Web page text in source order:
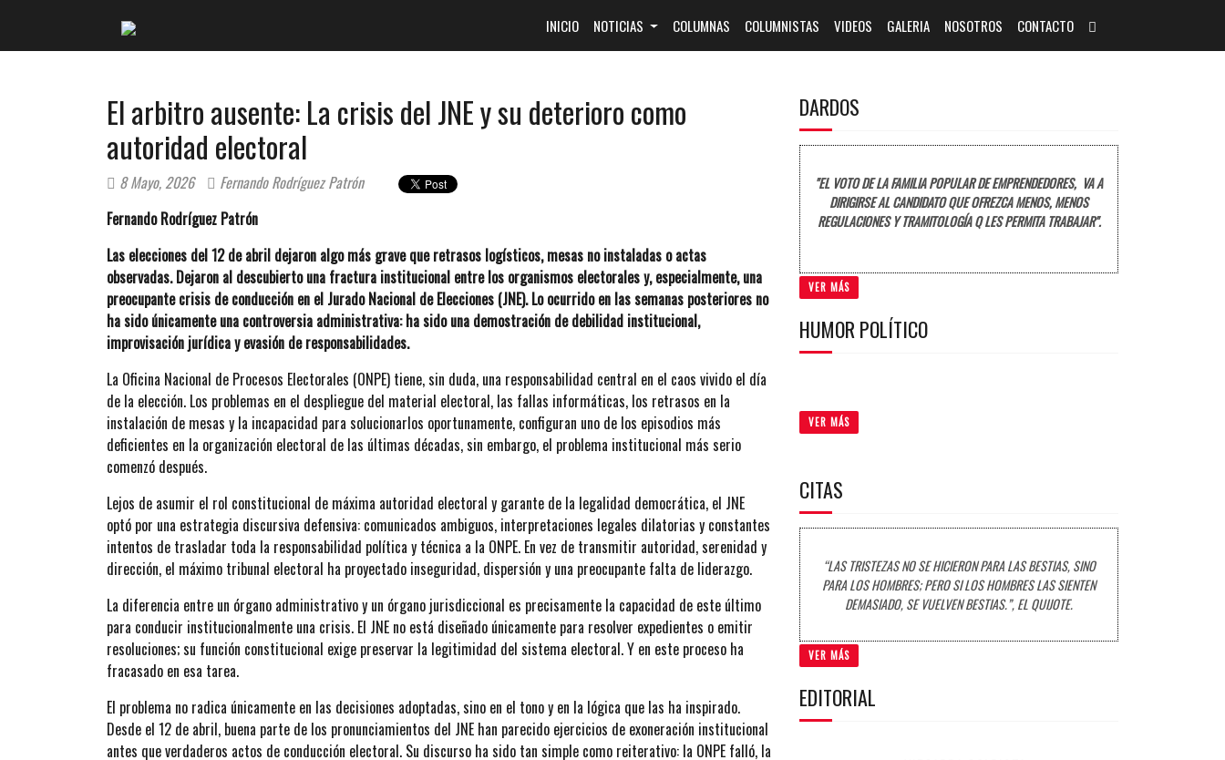
INICIO(CURRENT)
NOTICIAS COLUMNAS COLUMNISTAS VIDEOS GALERIA NOSOTROS CONTACTO
El arbitro ausente: La crisis del JNE y su deterioro como
autoridad electoral
8 Mayo, 2026
Fernando Rodríguez Patrón
Fernando Rodríguez Patrón
Las elecciones del 12 de abril dejaron algo más grave que retrasos logísticos, mesas no instaladas o actas
observadas. Dejaron al descubierto una fractura institucional entre los organismos electorales y, especialmente, una
preocupante crisis de conducción en el Jurado Nacional de Elecciones (JNE). Lo ocurrido en las semanas posteriores no
ha sido únicamente una controversia administrativa: ha sido una demostración de debilidad institucional,
improvisación jurídica y evasión de responsabilidades.
La Oficina Nacional de Procesos Electorales (ONPE) tiene, sin duda, una responsabilidad central en el caos vivido el día
de la elección. Los problemas en el despliegue del material electoral, las fallas informáticas, los retrasos en la
instalación de mesas y la incapacidad para solucionarlos oportunamente, configuran uno de los episodios más
deficientes en la organización electoral de las últimas décadas, sin embargo, el problema institucional más serio
comenzó después.
Lejos de asumir el rol constitucional de máxima autoridad electoral y garante de la legalidad democrática, el JNE
optó por una estrategia discursiva defensiva: comunicados ambiguos, interpretaciones legales dilatorias y constantes
intentos de trasladar toda la responsabilidad política y técnica a la ONPE. En vez de transmitir autoridad, serenidad y
dirección, el máximo tribunal electoral ha proyectado inseguridad, dispersión y una preocupante falta de liderazgo.
La diferencia entre un órgano administrativo y un órgano jurisdiccional es precisamente la capacidad de este último
para conducir institucionalmente una crisis. El JNE no está diseñado únicamente para resolver expedientes o emitir
resoluciones; su función constitucional exige preservar la legitimidad del sistema electoral. Y en este proceso ha
fracasado en esa tarea.
El problema no radica únicamente en las decisiones adoptadas, sino en el tono y en la lógica que las ha inspirado.
Desde el 12 de abril, buena parte de los pronunciamientos del JNE han parecido ejercicios de exoneración institucional
antes que verdaderos actos de conducción electoral. Su discurso ha sido tan simple como reiterativo: la ONPE falló, la
DARDOS
"EL VOTO DE LA FAMILIA POPULAR DE EMPRENDEDORES, VA A
DIRIGIRSE AL CANDIDATO QUE OFREZCA MENOS, MENOS
REGULACIONES Y TRAMITOLOGÍA Q LES PERMITA TRABAJAR".
VER MÁS
HUMOR POLÍTICO
VER MÁS
CITAS
“LAS TRISTEZAS NO SE HICIERON PARA LAS BESTIAS, SINO
PARA LOS HOMBRES; PERO SI LOS HOMBRES LAS SIENTEN
DEMASIADO, SE VUELVEN BESTIAS.”, EL QUIJOTE.
VER MÁS
EDITORIAL